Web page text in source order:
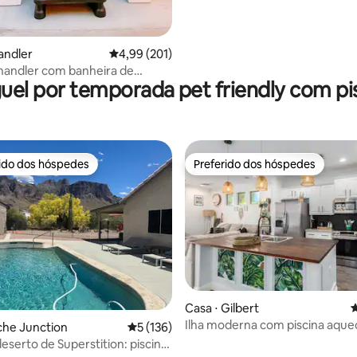
4,99 de uma avaliação média de 5, 201
4,99 (201)
com banheira de
privativa
por temporada pet friendly com
de 5, 163 avaliações
preferidos dos hóspedes
dos hóspedes
Junction 5 de uma avaliação média de 5, 136
5 (136)
de Superstition: piscina
Preferido dos hóspedes
Preferido dos hóspedes
Casa ⋅ Gilbert
Ilha moderna com piscina